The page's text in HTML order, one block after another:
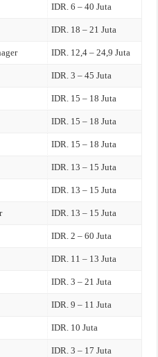
IDR. 6 – 40 Juta
IDR. 18 – 21 Juta
IDR. 12,4 – 24,9 Juta
IDR. 3 – 45 Juta
IDR. 15 – 18 Juta
IDR. 15 – 18 Juta
IDR. 15 – 18 Juta
IDR. 13 – 15 Juta
IDR. 13 – 15 Juta
IDR. 13 – 15 Juta
IDR. 2 – 60 Juta
IDR. 11 – 13 Juta
IDR. 3 – 21 Juta
IDR. 9 – 11 Juta
IDR. 10 Juta
IDR. 3 – 17 Juta